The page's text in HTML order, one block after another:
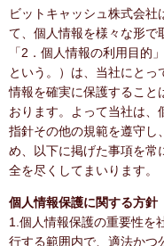
ビットキャッシュ株式会社
て、個人情報を様々な形で
「2．個人情報の利用目的
という。）は、当社にとっ
情報を確実に保護すること
おります。よって当社は、
指針その他の規範を遵守し
め、以下に掲げた事項を常
全を尽くしてまいります。
個人情報保護に関する方針
1.個人情報保護の重要性を
行する範囲内で、適法かつ